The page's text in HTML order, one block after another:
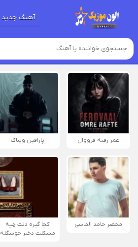
آهنگ جدید
عمر رفته فرووال پارافين ویناک
محضر حامد الماسی
کجا گیره دلت چیه
مشکلت دختر خوشگله